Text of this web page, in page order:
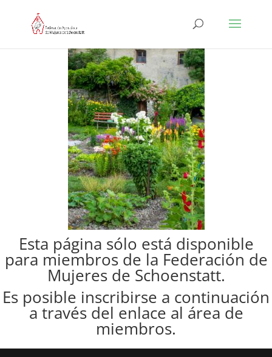
Esta página sólo está disponible
para miembros de la Federación de
Mujeres de Schoenstatt.
Es posible inscribirse a continuación
a través del enlace al área de
miembros.